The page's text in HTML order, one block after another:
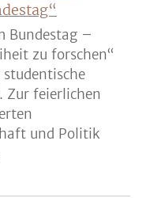
Bundestag –
zu forschen“
studentische
Zur feierlichen
und Politik